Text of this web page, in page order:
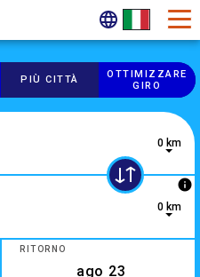
PIÙ CITTÀ
OTTIMIZZARE
GIRO
0 km
and down arrow keys to
info
0 km
RITORNO